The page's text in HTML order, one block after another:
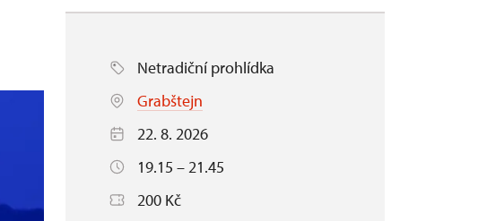
Netradiční prohlídka
Grabštejn
22. 8. 2026
19.15 – 21.45
200 Kč